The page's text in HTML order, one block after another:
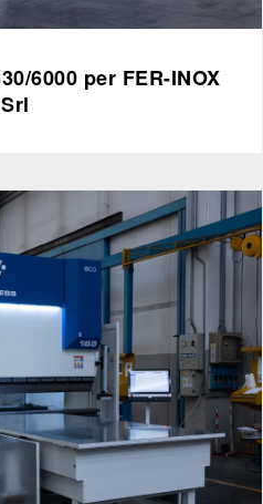
6000 per FER-INOX
Srl